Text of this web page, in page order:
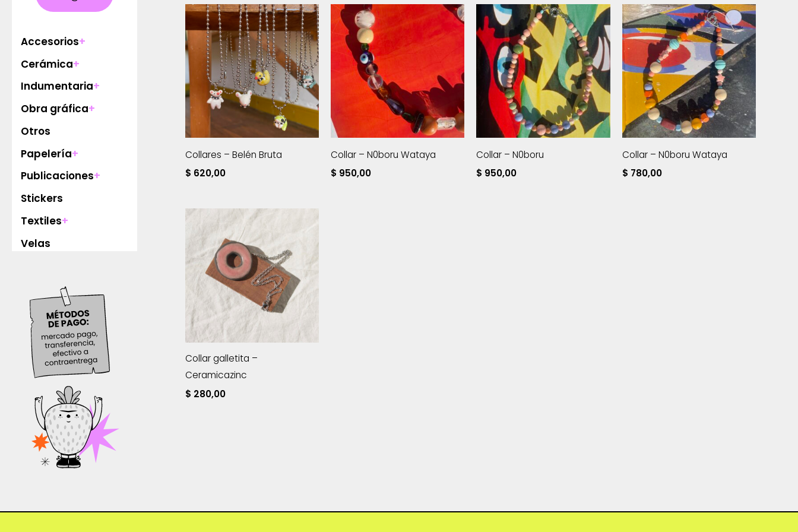
Accesorios+
Cerámica+
Indumentaria+
Obra gráfica+
Otros
Papelería+
Publicaciones+
Stickers
Textiles+
Velas
Collares – Belén Bruta
$ 620,00
Collar – N0boru Wataya
$ 950,00
Collar – N0boru
$ 950,00
Collar – N0boru Wataya
$ 780,00
Collar galletita –
Ceramicazinc
$ 280,00